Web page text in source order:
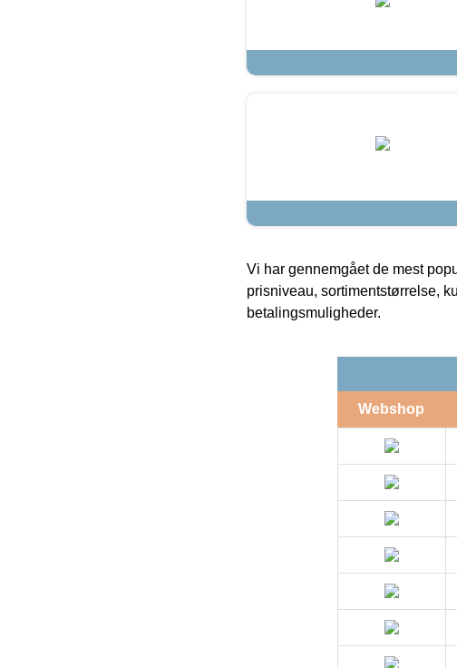
Vi har gennemgået de mest
prisniveau, sortimentstørrelse,
betalingsmuligheder.
Webshop